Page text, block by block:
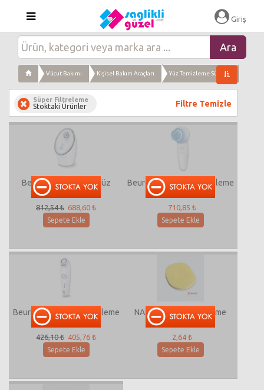
Giriş
Vücut Bakımı Kişisel Bakım Araçları Yüz Temizleme Süngeri
Süper Filtreleme
Stoktaki Ürünler Filtre Temizle
Beurer FC 72 İyonlu Yüz
Saunası
812,54 ₺ 688,60 ₺
Sepete Ekle
Beurer FC 65 Yüz Temizleme
Fırçası
710,85 ₺
Sepete Ekle
Beurer FC 45 Yüz Temizleme
Fırçası
426,10 ₺ 405,76 ₺
Sepete Ekle
NASCİTA Yüz Temizleme
Süngeri MJ-201
2,64 ₺
Sepete Ekle